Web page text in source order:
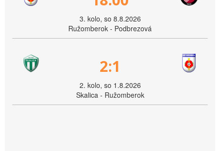
3. kolo, so 8.8.2026
Ružomberok - Podbrezová
2:1
2. kolo, so 1.8.2026
Skalica - Ružomberok